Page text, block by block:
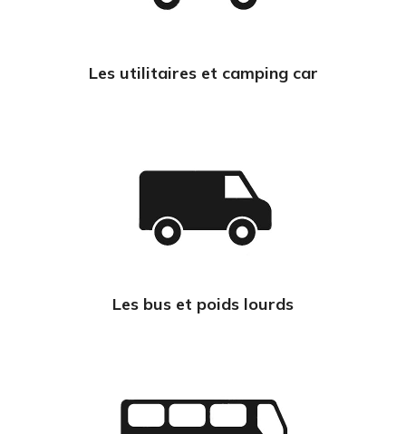
Les utilitaires et camping car
Les bus et poids lourds